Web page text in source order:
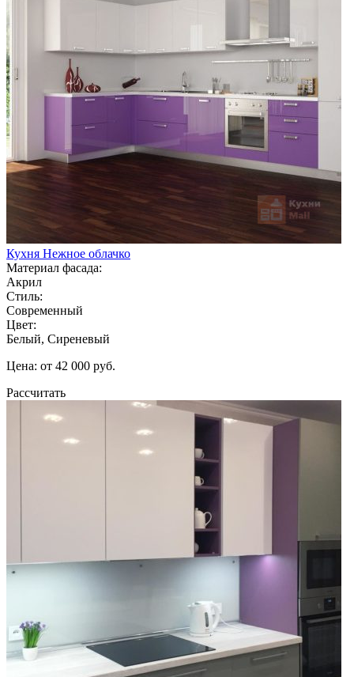
Кухня Нежное облачко
Материал фасада:
Акрил
Стиль:
Современный
Цвет:
Белый, Сиреневый
Цена: от 42 000 руб.
Рассчитать